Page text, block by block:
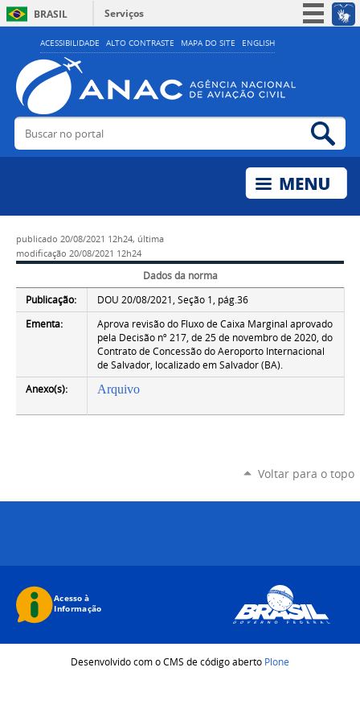
ACESSIBILIDADE ALTO CONTRASTE MAPA DO SITE ENGLISH
BRASIL
Serviços
Simplifique!
Acesso à informação
Legislação
Buscar no portal
publicado 20/08/2021 12h24, última
modificação 20/08/2021 12h24
Dados da norma
Publicação:
DOU 20/08/2021, Seção 1, pág.36
Ementa:
Aprova revisão do Fluxo de Caixa Marginal aprovado
pela Decisão nº 217, de 25 de novembro de 2020, do
Contrato de Concessão do Aeroporto Internacional
de Salvador, localizado em Salvador (BA).
Anexo(s):
Arquivo
Voltar para o topo
Desenvolvido com o CMS de código aberto Plone